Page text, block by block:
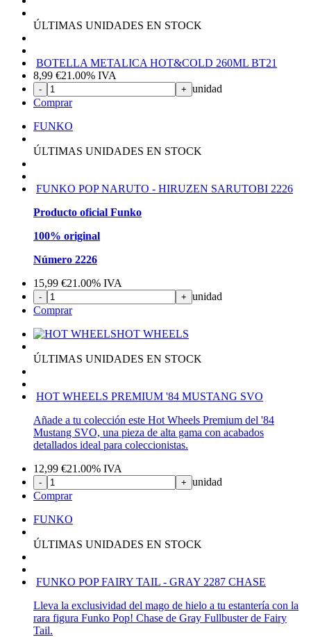
ÚLTIMAS UNIDADES EN STOCK
BOTELLA METALICA HOT&COLD 260ML BT21
8,99 €21.00% IVA
- + unidad
Comprar
FUNKO
ÚLTIMAS UNIDADES EN STOCK
FUNKO POP NARUTO - HIRUZEN SARUTOBI 2226
Producto oficial Funko
100% original
Número 2226
15,99 €21.00% IVA
- + unidad
Comprar
HOT WHEELS
ÚLTIMAS UNIDADES EN STOCK
HOT WHEELS PREMIUM '84 MUSTANG SVO
Añade a tu colección este Hot Wheels Premium del '84
Mustang SVO, una pieza de alta gama con acabados
detallados ideal para coleccionistas.
12,99 €21.00% IVA
- + unidad
Comprar
FUNKO
ÚLTIMAS UNIDADES EN STOCK
FUNKO POP FAIRY TAIL - GRAY 2287 CHASE
Lleva la exclusividad del mago de hielo a tu estantería con la
rara figura Funko Pop! Chase de Gray Fullbuster de Fairy
Tail.